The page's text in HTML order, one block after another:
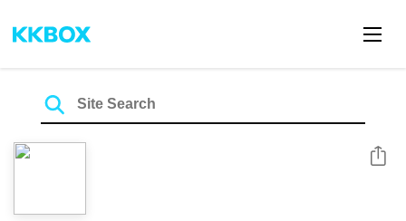
Share